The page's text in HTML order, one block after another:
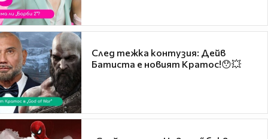
След тежка контузия: Дейв
Батиста е новият Кратос!😯💥